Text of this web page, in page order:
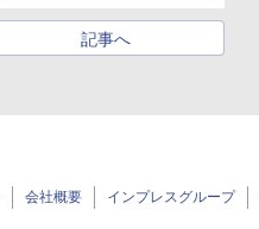
記事へ
会社概要 インプレスグループ